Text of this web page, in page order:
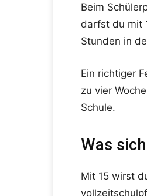
Beim
darfst du mit
Stunden in
Ein richtiger
zu vier
Schule.
Was
Mit 15 wirst